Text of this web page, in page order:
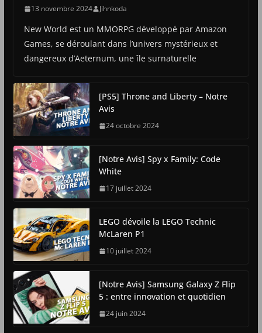
13 novembre 2024 Jihnkoda
New World est un MMORPG développé par Amazon
Games, se déroulant dans l’univers mystérieux et
dangereux d’Aeternum, une île surnaturelle
[PS5] Throne and Liberty – Notre
Avis
24 octobre 2024
[Notre Avis] Spy x Family: Code
White
17 juillet 2024
LEGO dévoile la LEGO Technic
McLaren P1
10 juillet 2024
[Notre Avis] Samsung Galaxy Z Flip
5 : entre innovation et quotidien
24 juin 2024